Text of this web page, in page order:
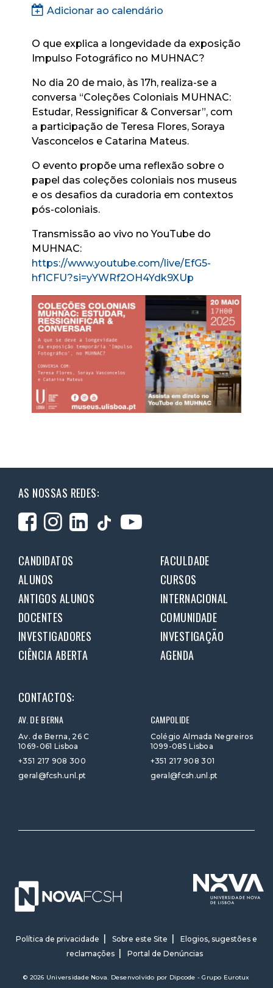
Adicionar ao calendário
O que explica a longevidade da exposição
Impulso Fotográfico no MUHNAC?
No dia 20 de maio, às 17h, realiza-se a
conversa “Coleções Coloniais MUHNAC:
Estudar, Ressignificar & Conversar”, com
a participação de Teresa Flores, Soraya
Vasconcelos e Catarina Mateus.
O evento propõe uma reflexão sobre o
papel das coleções coloniais nos museus
e os desafios da curadoria em contextos
pós-coloniais.
Transmissão ao vivo no YouTube do
MUHNAC:
https://www.youtube.com/live/EfG5-
hf1CFU?si=yYWRf2OH4Ydk9XUp
AS NOSSAS REDES:
CANDIDATOS
FACULDADE
ALUNOS
CURSOS
ANTIGOS ALUNOS
INTERNACIONAL
DOCENTES
COMUNIDADE
INVESTIGADORES
INVESTIGAÇÃO
CIÊNCIA ABERTA
AGENDA
CONTACTOS:
AV. DE BERNA
Av. de Berna, 26 C
1069-061 Lisboa
+351 217 908 300
geral@fcsh.unl.pt
CAMPOLIDE
Colégio Almada Negreiros
1099-085 Lisboa
+351 217 908 301
geral@fcsh.unl.pt
Política de privacidade Sobre este Site
Elogios, sugestões e
reclamações
Portal de Denúncias
© 2026 Universidade Nova. Desenvolvido por Dipcode - Grupo Eurotux